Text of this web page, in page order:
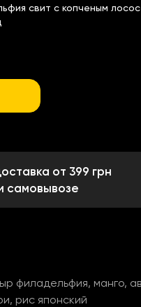
свит с копченым
от 399 грн
самовывозе
филадельфия, манго,
рис японский